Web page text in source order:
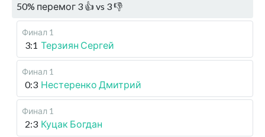
50% перемог 3 👍 vs 3👎
Финал 1
3:1 Терзиян Сергей
Финал 1
0:3 Нестеренко Дмитрий
Финал 1
2:3 Куцак Богдан